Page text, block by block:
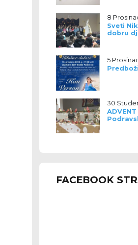
8
Sveti
dobru
5
30
FACEBOOK